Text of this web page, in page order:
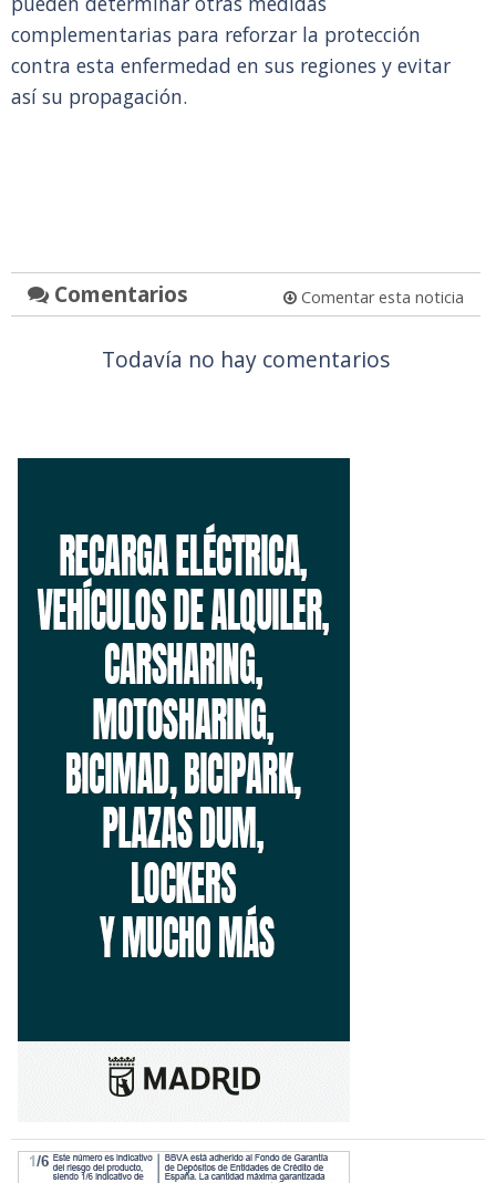
complementarias para reforzar la protección
contra esta enfermedad en sus regiones y evitar
así su propagación.
Comentarios Comentar esta noticia
Todavía no hay comentarios